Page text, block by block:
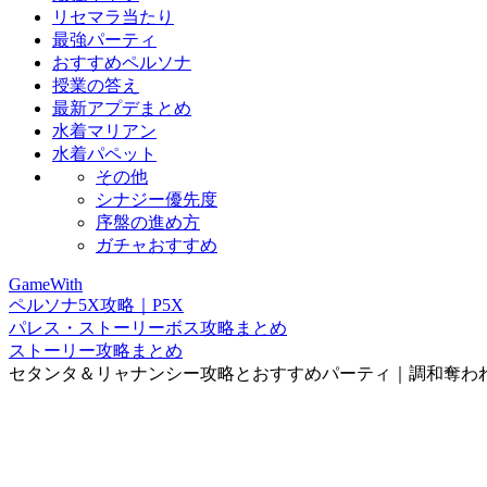
リセマラ当たり
最強パーティ
おすすめペルソナ
授業の答え
最新アプデまとめ
水着マリアン
水着パペット
その他
シナジー優先度
序盤の進め方
ガチャおすすめ
GameWith
ペルソナ5X攻略｜P5X
パレス・ストーリーボス攻略まとめ
ストーリー攻略まとめ
セタンタ＆リャナンシー攻略とおすすめパーティ｜調和奪わ